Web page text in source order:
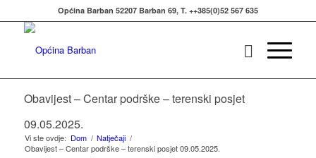
Općina Barban 52207 Barban 69, T. ++385(0)52 567 635
Obavijest – Centar podrške – terenski posjet
09.05.2025.
Vi ste ovdje: Dom / Natječaji /
Obavijest – Centar podrške – terenski posjet 09.05.2025.